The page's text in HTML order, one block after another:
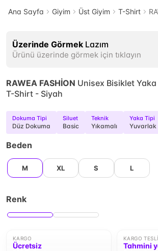
Ana Sayfa Giyim Üst Giyim T-Shirt
Üzerinde Görmek Lazım
Ürünü üzerinde görmek için tıklayın
RAWEA FASHİON Unisex Bisiklet Yaka
T-Shirt - Siyah
Dokuma Tipi
Düz Dokuma
Siluet
Basic
Teknik
Yıkamalı
Yaka Tipi
Yuvarlak
Beden
M XL S L
Renk
KARGO
Ücretsiz
KARGO
Tahmini